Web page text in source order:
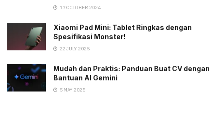
17 OCTOBER 2024
Xiaomi Pad Mini: Tablet Ringkas dengan
Spesifikasi Monster!
22 JULY 2025
Mudah dan Praktis: Panduan Buat CV dengan
Bantuan AI Gemini
5 MAY 2025